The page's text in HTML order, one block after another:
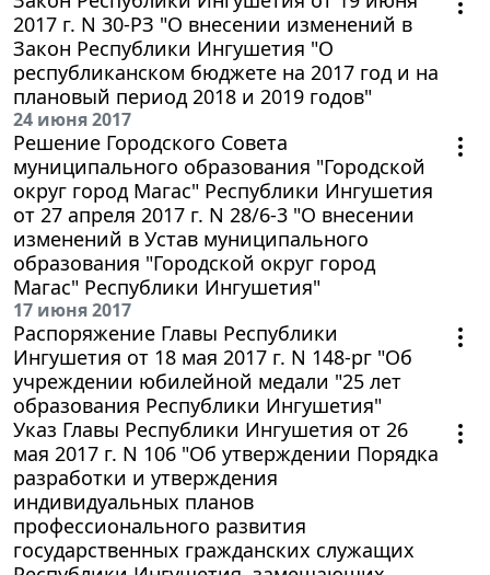
2017 г. N 30-РЗ "О внесении изменений в
Закон Республики Ингушетия "О
республиканском бюджете на 2017 год и на
плановый период 2018 и 2019 годов"
24 июня 2017
Решение Городского Совета
муниципального образования "Городской
округ город Магас" Республики Ингушетия
от 27 апреля 2017 г. N 28/6-3 "О внесении
изменений в Устав муниципального
образования "Городской округ город
Магас" Республики Ингушетия"
17 июня 2017
Распоряжение Главы Республики
Ингушетия от 18 мая 2017 г. N 148-рг "Об
учреждении юбилейной медали "25 лет
образования Республики Ингушетия"
Указ Главы Республики Ингушетия от 26
мая 2017 г. N 106 "Об утверждении Порядка
разработки и утверждения
индивидуальных планов
профессионального развития
государственных гражданских служащих